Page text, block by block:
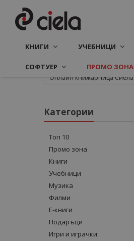
КНИГИ УЧЕБНИЦИ
СОФТУЕР ПРОМО ЗОНА
Онлайн книжарница Сиела
Категории
Топ 10
Промо зона
Книги
Учебници
Музика
Филми
Е-книги
Подаръци
Игри и играчки